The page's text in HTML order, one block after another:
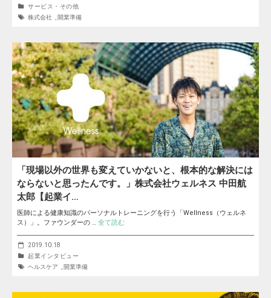
サービス・その他
株式会社
開業準備
「現場以外の世界も変えていかないと、根本的な解決には
ならないと思ったんです。」株式会社ウェルネス 中田航
太郎【起業イ…
医師による健康知識のパーソナルトレーニングを行う「Wellness（ウェルネ
ス）」。ファウンダーの … 全て読む
2019.10.18
起業インタビュー
ヘルスケア
開業準備